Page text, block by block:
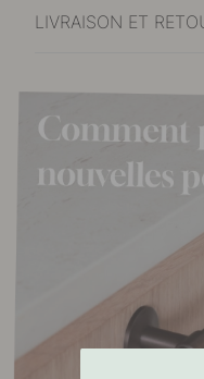
LIVRAISON ET